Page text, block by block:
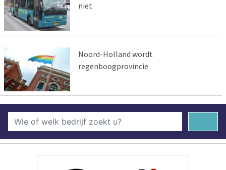
niet
Noord-Holland wordt
regenboogprovincie